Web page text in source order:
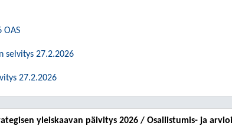
OAS
selvitys 27.2.2026
27.2.2026
yleiskaavan päivitys 2026 / Osallistumis- ja